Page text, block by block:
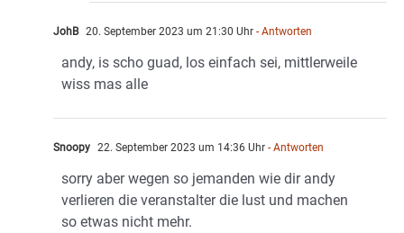
JohB 20. September 2023 um 21:30 Uhr - Antworten
andy, is scho guad, los einfach sei, mittlerweile
wiss mas alle
Snoopy 22. September 2023 um 14:36 Uhr - Antworten
sorry aber wegen so jemanden wie dir andy
verlieren die veranstalter die lust und machen
so etwas nicht mehr.